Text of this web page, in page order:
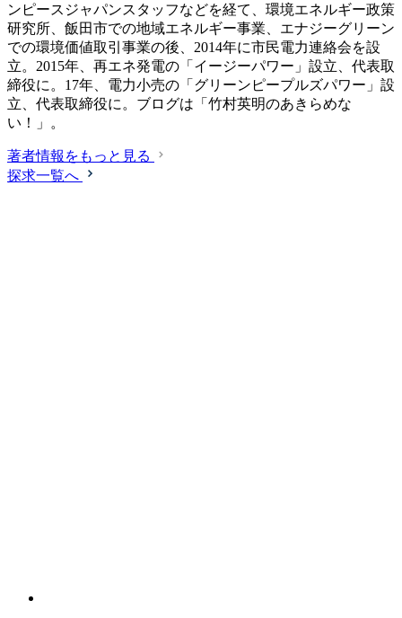
ンピースジャパンスタッフなどを経て、環境エネルギー政策
研究所、飯田市での地域エネルギー事業、エナジーグリーン
での環境価値取引事業の後、2014年に市民電力連絡会を設
立。2015年、再エネ発電の「イージーパワー」設立、代表取
締役に。17年、電力小売の「グリーンピープルズパワー」設
立、代表取締役に。ブログは 「竹村英明のあきらめな
い！」
。
著者情報をもっと見る
探求一覧へ